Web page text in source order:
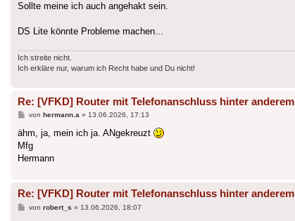
Sollte meine ich auch angehakt sein.
DS Lite könnte Probleme machen...
Ich streite nicht.
Ich erkläre nur, warum ich Recht habe und Du nicht!
Re: [VFKD] Router mit Telefonanschluss hinter
Beitrag
von hermann.a» 13.06.2026, 17:13
ähm, ja, mein ich ja. ANgekreuzt
Mfg
Hermann
Re: [VFKD] Router mit Telefonanschluss hinter
Beitrag
von robert_s » 13.06.2026, 18:07